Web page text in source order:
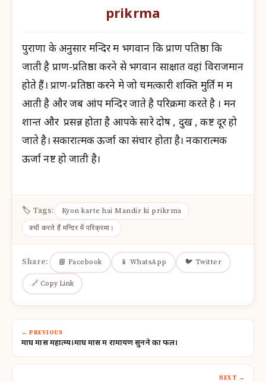
prikrma
पुराणों के अनुसार मन्दिर में भगवान कि प्राण पतिष्ठा कि
जाती है प्राण-प्रतिष्ठा करने से भगवान साक्षात वहां विराजमान
होते हैं। प्राण-प्रतिष्ठा करने मे जो चमत्कारी शक्ति मुर्ति में में
आती है और जब आंप मन्दिर जाते है परिक्रमा करते है । मन
शान्त और प्रसन्न होता है आपके सारे दोष , दुख , कष्ट दूर हो
जाते है। सकारात्मक ऊर्जा का संचार होता है। नकारात्मक
ऊर्जा नष्ट हो जाती है।
🏷 Tags:
Kyon karte hai Mandir ki prikrma
क्यों करते हैं मन्दिर में परिक्रमा।
Share: 📘 Facebook 📱 WhatsApp 🐦 Twitter
🔗 Copy Link
← PREVIOUS
माघ मास महात्म्य।माघ मास में रामायण सुनने का फल।
NEXT →